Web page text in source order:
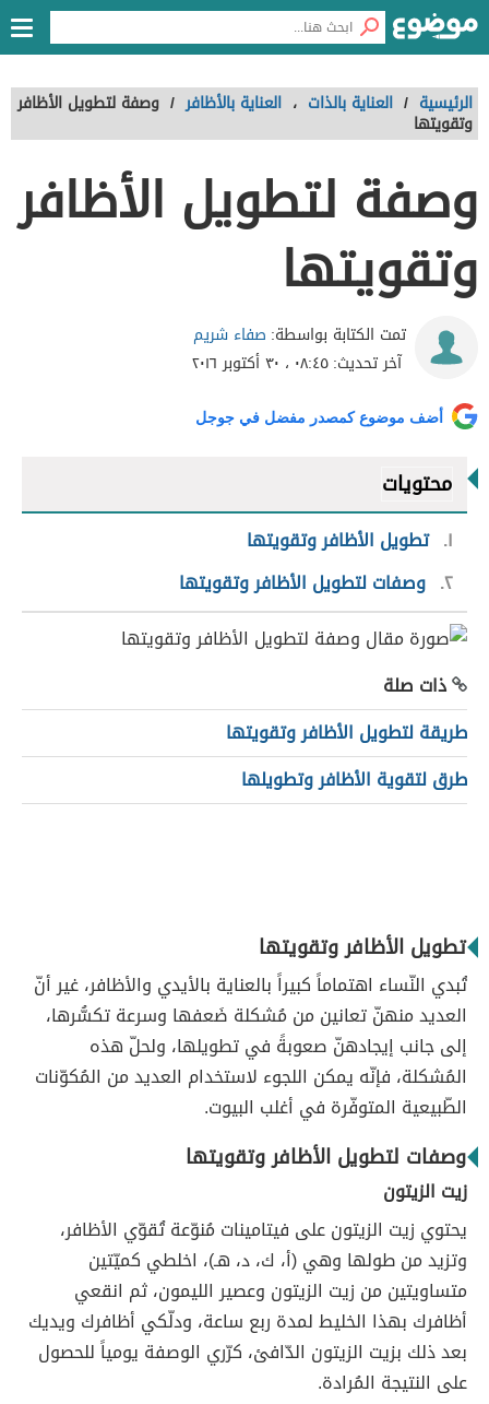
الرئيسية / العناية بالذات ، العناية بالأظافر / وصفة لتطويل الأظافر
وتقويتها
وصفة لتطويل الأظافر
وتقويتها
تمت الكتابة بواسطة: صفاء شريم
آخر تحديث:٠٨:٤٥ ، ٣٠ أكتوبر ٢٠١٦
أضف موضوع كمصدر مفضل في جوجل
محتويات
١ تطويل الأظافر وتقويتها
٢ وصفات لتطويل الأظافر وتقويتها
ذات صلة
طريقة لتطويل الأظافر وتقويتها
طرق لتقوية الأظافر وتطويلها
تطويل الأظافر وتقويتها
تُبدي النّساء اهتماماً كبيراً بالعناية بالأيدي والأظافر، غير أنّ
العديد منهنّ تعانين من مُشكلة ضَعفها وسرعة تكسُّرها،
إلى جانب إيجادهنّ صعوبةً في تطويلها، ولحلّ هذه
المُشكلة، فإنّه يمكن اللجوء لاستخدام العديد من المُكوّنات
الطّبيعية المتوفّرة في أغلب البيوت.
وصفات لتطويل الأظافر وتقويتها
زيت الزيتون
يحتوي زيت الزيتون على فيتامينات مُنوّعة تُقوّي الأظافر،
وتزيد من طولها وهي (أ، ك، د، هـ)، اخلطي كميّتين
متساويتين من زيت الزيتون وعصير الليمون، ثم انقعي
أظافرك بهذا الخليط لمدة ربع ساعة، ودلّكي أظافرك ويديك
بعد ذلك بزيت الزيتون الدّافئ، كرّري الوصفة يومياً للحصول
على النتيجة المُرادة.